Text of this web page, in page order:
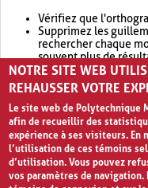
Vérifiez que
Supprimez les
rechercher chaque
souvent plus de
Envisagez d'élargir
retournera souvent
NOTRE SITE WEB
REHAUSSER VOTRE
Le site web de Polytechnique
afin de recueillir des
expérience à ses visiteurs. En
l’utilisation de ces témoins
d’utilisation. Vous pouvez
vos paramètres de navigation.